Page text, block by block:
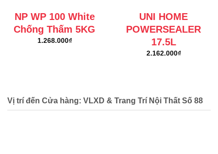
NP WP 100 White
Chống Thấm 5KG
1.268.000₫
UNI HOME
POWERSEALER
17.5L
2.162.000₫
Vị trí đến Cửa hàng: VLXD & Trang Trí Nội Thất Số 88